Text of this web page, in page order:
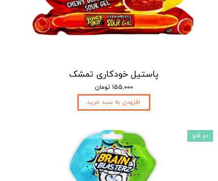
پاستیل خودکاری تمشک
۱۵۵,۰۰۰ تومان
افزودن به سبد خرید
دو قلو